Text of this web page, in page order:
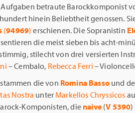
betraute Barockkomponist
hinein Beliebtheit genossen.
(94969) erschienen. Die Sopranistin
die meist sieben bis acht-
stilecht von drei versierten
– Cembalo, Rebecca Ferri –
die von Romina Basso und
Nostra unter Markellos Chryssicos
Komponisten, die naive (V 5390)